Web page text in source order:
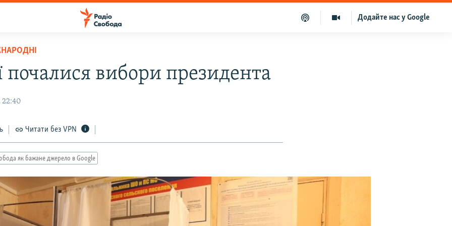
Додайте нас у Google
почалися вибори президента
22:40
Читати без VPN
як бажане джерело в Google